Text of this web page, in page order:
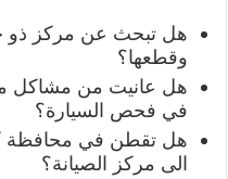
هل تبحث عن مركز ذو
وقطعها؟
هل عانيت من مشاكل
في فحص السيارة؟
هل تقطن في محافظة
الى مركز الصيانة؟